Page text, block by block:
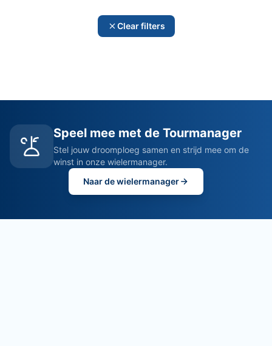
Clear filters
Speel mee met de Tourmanager
Stel jouw droomploeg samen en strijd mee om de
winst in onze wielermanager.
Naar de wielermanager